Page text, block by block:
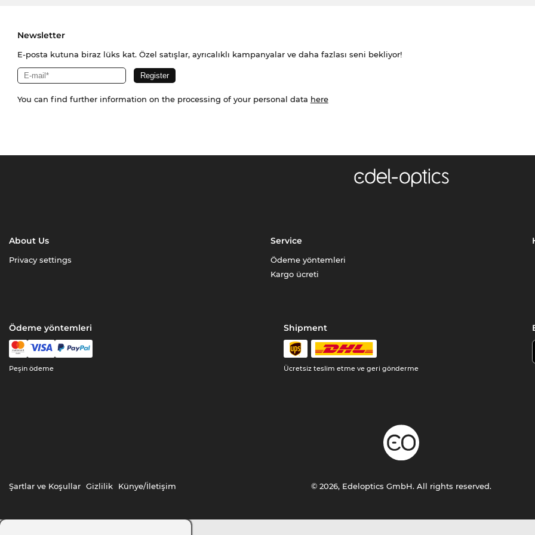
Newsletter
E-posta kutuna biraz lüks kat. Özel satışlar, ayrıcalıklı kampanyalar ve daha fazlası seni bekliyor!
You can find further information on the processing of your personal data here
About Us
Privacy settings
Service
Ödeme yöntemleri
Kargo ücreti
Ödeme yöntemleri
Peşin ödeme
Shipment
Ücretsiz teslim etme ve geri gönderme
Şartlar ve Koşullar Gizlilik Künye/İletişim © 2026, Edeloptics GmbH. All rights reserved.